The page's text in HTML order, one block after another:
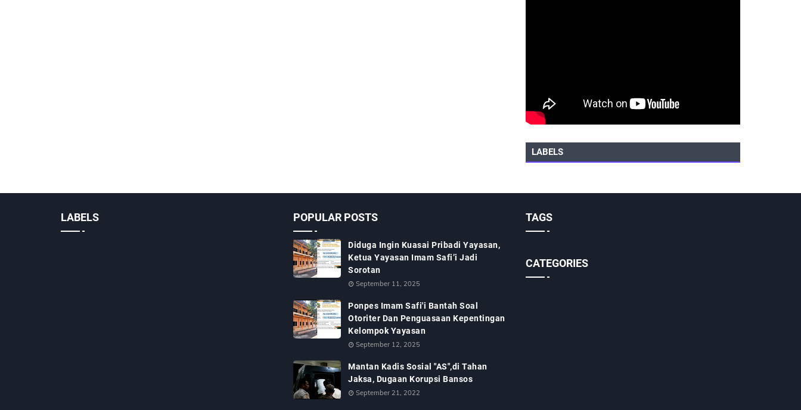
LABELS
LABELS POPULAR POSTS
Diduga Ingin Kuasai Pribadi Yayasan,
Ketua Yayasan Imam Safi’i Jadi
Sorotan
September 11, 2025
Ponpes Imam Safi'i Bantah Soal
Otoriter Dan Penguasaan Kepentingan
Kelompok Yayasan
September 12, 2025
Mantan Kadis Sosial "AS",di Tahan
Jaksa, Dugaan Korupsi Bansos
September 21, 2022
TAGS
CATEGORIES